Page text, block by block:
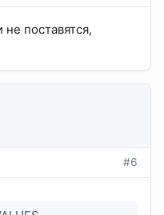
поставятся,
#6